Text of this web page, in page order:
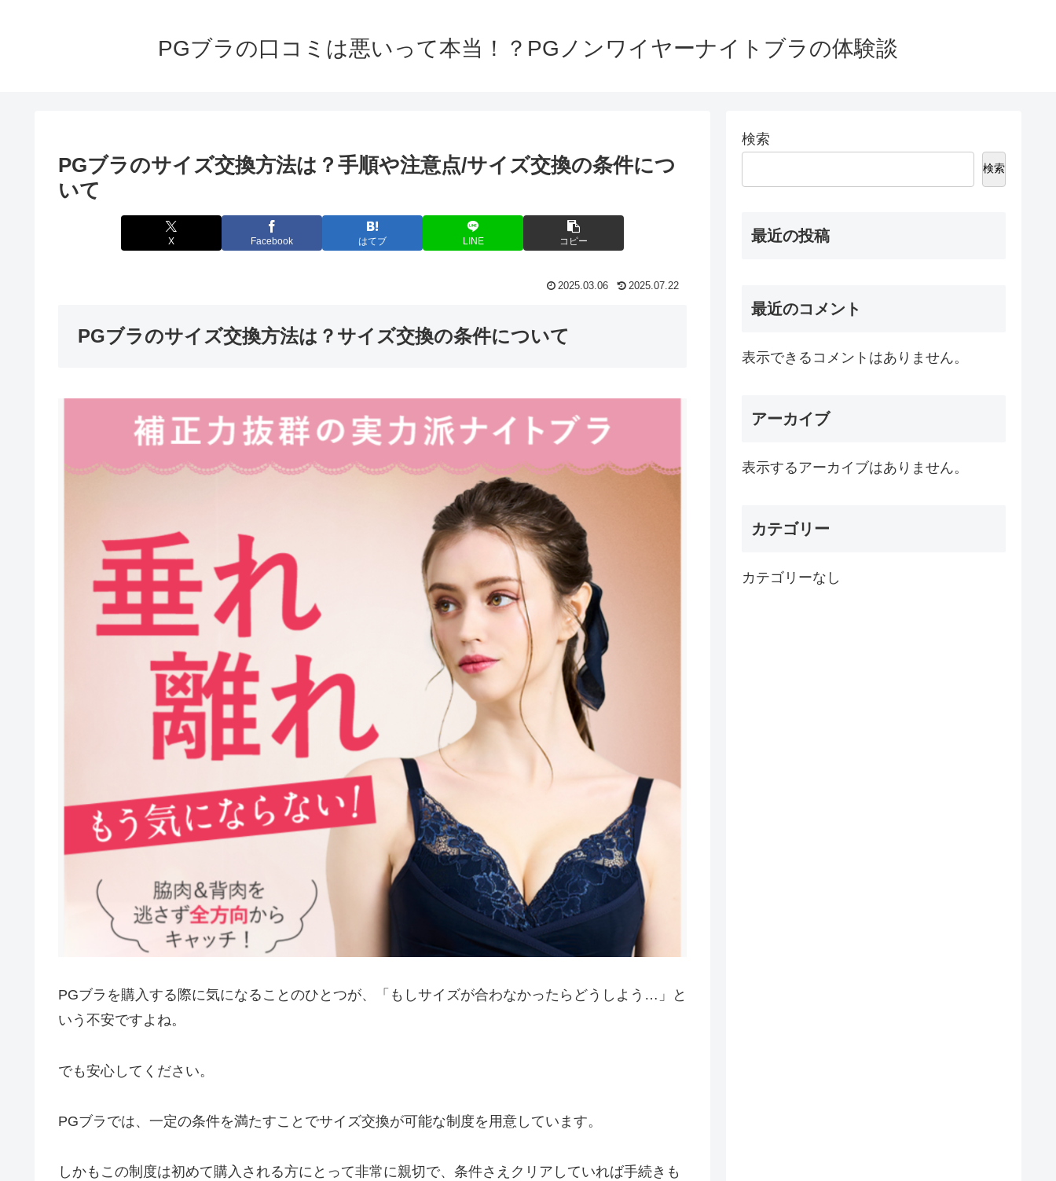
PGブラの口コミは悪いって本当！？PGノンワイヤーナイトブラの体験談
PGブラのサイズ交換方法は？手順や注意点/サイズ交換の条件につ
いて
X Facebook はてブ LINE コピー
2025.03.06 2025.07.22
PGブラのサイズ交換方法は？サイズ交換の条件について
PGブラを購入する際に気になることのひとつが、「もしサイズが合わなかったらどうしよう…」と
いう不安ですよね。
でも安心してください。
PGブラでは、一定の条件を満たすことでサイズ交換が可能な制度を用意しています。
しかもこの制度は初めて購入される方にとって非常に親切で、条件さえクリアしていれば手続きも
検索
検索
最近の投稿
最近のコメント
表示できるコメントはありません。
アーカイブ
表示するアーカイブはありません。
カテゴリー
カテゴリーなし